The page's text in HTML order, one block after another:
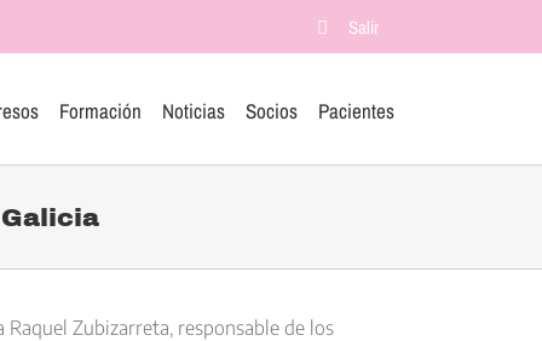
Salir
Formación Noticias Socios Pacientes
Zubizarreta, responsable de los